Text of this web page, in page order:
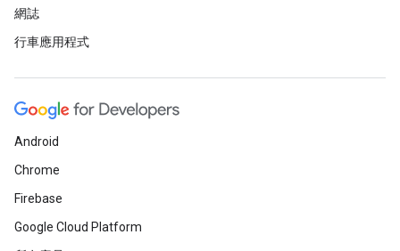
網誌
行車應用程式
Android
Chrome
Firebase
Google Cloud Platform